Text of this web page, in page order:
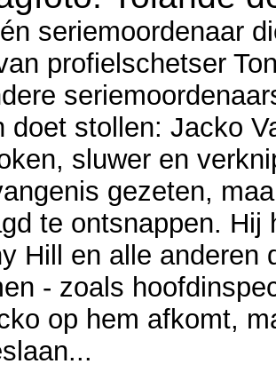
seriemoordenaar
profielschetser
doet stollen: Jacko
sluwer en
gezeten,
te ontsnappen.
Hill en alle anderen
- zoals
op hem afkomt,